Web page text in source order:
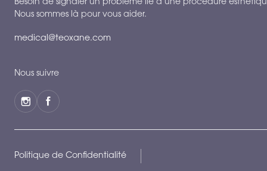
Nous suivre
Besoin de signaler un problème lié à une procédure
Nous sommes là pour vous aider.
medical@teoxane.com
Politique de Confidentialité